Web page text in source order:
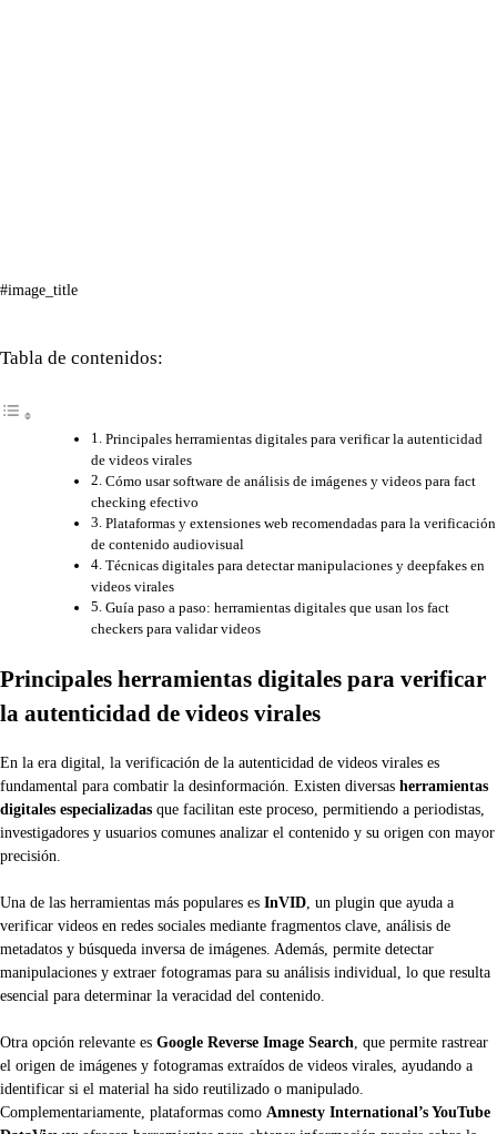
#image_title
Tabla de contenidos:
Principales herramientas digitales para verificar la autenticidad
de videos virales
Cómo usar software de análisis de imágenes y videos para fact
checking efectivo
Plataformas y extensiones web recomendadas para la verificación
de contenido audiovisual
Técnicas digitales para detectar manipulaciones y deepfakes en
videos virales
Guía paso a paso: herramientas digitales que usan los fact
checkers para validar videos
Principales herramientas digitales para verificar
la autenticidad de videos virales
En la era digital, la verificación de la autenticidad de videos virales es
fundamental para combatir la desinformación. Existen diversas herramientas
digitales especializadas que facilitan este proceso, permitiendo a periodistas,
investigadores y usuarios comunes analizar el contenido y su origen con mayor
precisión.
Una de las herramientas más populares es InVID , un plugin que ayuda a
verificar videos en redes sociales mediante fragmentos clave, análisis de
metadatos y búsqueda inversa de imágenes. Además, permite detectar
manipulaciones y extraer fotogramas para su análisis individual, lo que resulta
esencial para determinar la veracidad del contenido.
Otra opción relevante es Google Reverse Image Search , que permite rastrear
el origen de imágenes y fotogramas extraídos de videos virales, ayudando a
identificar si el material ha sido reutilizado o manipulado.
Complementariamente, plataformas como Amnesty International’s YouTube